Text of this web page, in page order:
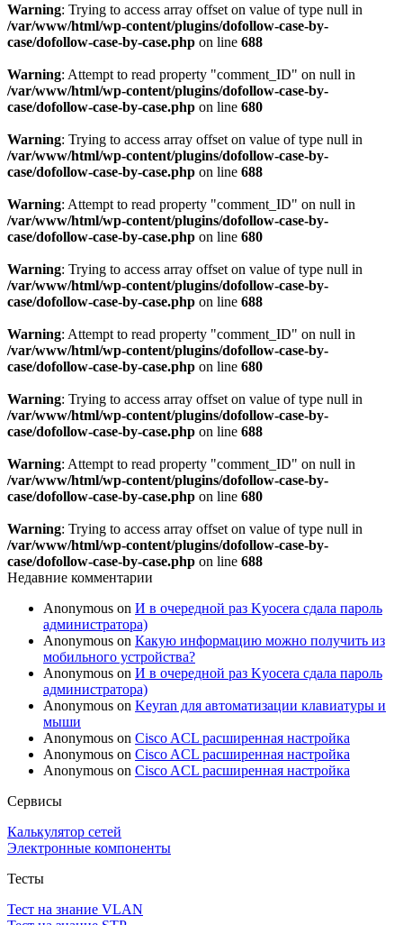
Warning: Trying to access array offset on value of type null in
/var/www/html/wp-content/plugins/dofollow-case-by-
case/dofollow-case-by-case.php on line 688
Warning: Attempt to read property "comment_ID" on null in
/var/www/html/wp-content/plugins/dofollow-case-by-
case/dofollow-case-by-case.php on line 680
Warning: Trying to access array offset on value of type null in
/var/www/html/wp-content/plugins/dofollow-case-by-
case/dofollow-case-by-case.php on line 688
Warning: Attempt to read property "comment_ID" on null in
/var/www/html/wp-content/plugins/dofollow-case-by-
case/dofollow-case-by-case.php on line 680
Warning: Trying to access array offset on value of type null in
/var/www/html/wp-content/plugins/dofollow-case-by-
case/dofollow-case-by-case.php on line 688
Warning: Attempt to read property "comment_ID" on null in
/var/www/html/wp-content/plugins/dofollow-case-by-
case/dofollow-case-by-case.php on line 680
Warning: Trying to access array offset on value of type null in
/var/www/html/wp-content/plugins/dofollow-case-by-
case/dofollow-case-by-case.php on line 688
Warning: Attempt to read property "comment_ID" on null in
/var/www/html/wp-content/plugins/dofollow-case-by-
case/dofollow-case-by-case.php on line 680
Warning: Trying to access array offset on value of type null in
/var/www/html/wp-content/plugins/dofollow-case-by-
case/dofollow-case-by-case.php on line 688
Недавние комментарии
Anonymous on И в очередной раз Kyocera сдала пароль
администратора)
Anonymous on Какую информацию можно получить из
мобильного устройства?
Anonymous on И в очередной раз Kyocera сдала пароль
администратора)
Anonymous on Keyran для автоматизации клавиатуры и
мыши
Anonymous on Cisco ACL расширенная настройка
Anonymous on Cisco ACL расширенная настройка
Anonymous on Cisco ACL расширенная настройка
Сервисы
Калькулятор сетей
Электронные компоненты
Тесты
Тест на знание VLAN